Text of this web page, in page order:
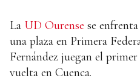
La UD Ourense se
una plaza en Primera
Fernández juegan el
vuelta en Cuenca.